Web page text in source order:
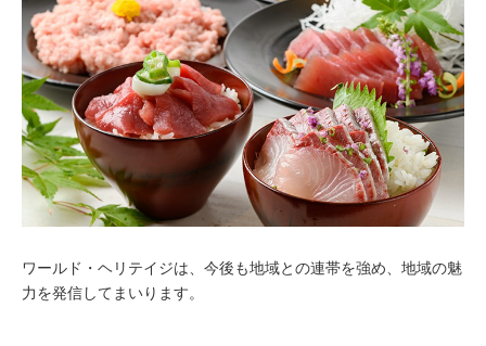
ワールド・ヘリテイジは、今後も地域との連帯を強め、地域の魅
力を発信してまいります。